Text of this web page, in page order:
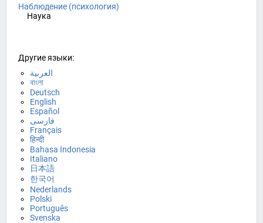
Наблюдение (психология)
Наука
Другие языки:
العربية
বাংলা
Deutsch
English
Español
فارسی
Français
हिन्दी
Bahasa Indonesia
Italiano
日本語
한국어
Nederlands
Polski
Português
Svenska